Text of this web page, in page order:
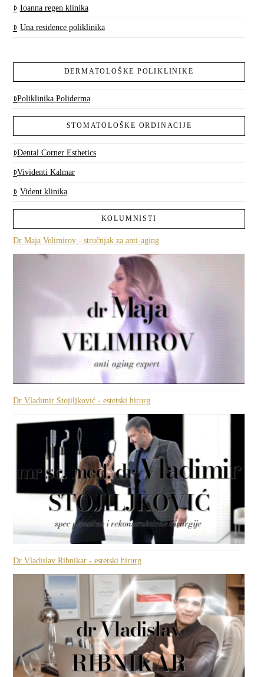
Ioanna regen klinika
Una residence poliklinika
DERMATOLOŠKE POLIKLINIKE
Poliklinika Poliderma
STOMATOLOŠKE ORDINACIJE
Dental Corner Esthetics
Vividenti Kalmar
Vident klinika
KOLUMNISTI
Dr Maja Velimirov - stručnjak za anti-aging
Dr Vladimir Stojiljković - estetski hirurg
Dr Vladislav Ribnikar - estetski hirurg